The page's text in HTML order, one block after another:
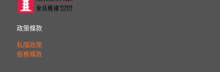
政策條款
私隱政策
服務條款